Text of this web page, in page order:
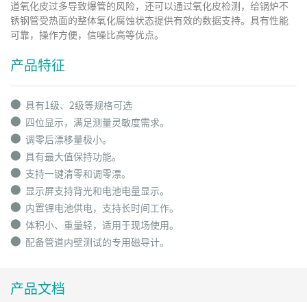
道氧化皮过多导致爆管的风险，还可以通过氧化皮检测，给锅炉不
锈钢管受热面的整体氧化腐蚀状态提供有效的数据支持。具有性能
可靠，操作方便，信噪比高等优点。
产品特征
⬤
具有1级、2级等规格可选
⬤
四位显示，满足测量灵敏度需求。
⬤ 调零后漂移量极小。
⬤
具有最大值保持功能。
⬤ 支持一键清零和调零漂。
⬤
显示屏支持背光和电池电量显示。
⬤ 内置锂电池供电，支持长时间工作。
⬤ 体积小、重量轻，适用于现场使用。
⬤ 配备管道内壁测试的专用磁导计。
产品文档